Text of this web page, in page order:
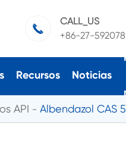

CALL_US
+86-27-
Recursos Noticias
API Albendazol CAS